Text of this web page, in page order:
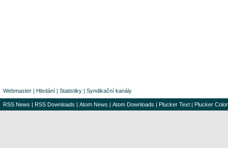
Webmaster | Hledání | Statistiky | Syndikační kanály
RSS News | RSS Downloads | Atom News | Atom Downloads | Plucker Text | Plucker Color